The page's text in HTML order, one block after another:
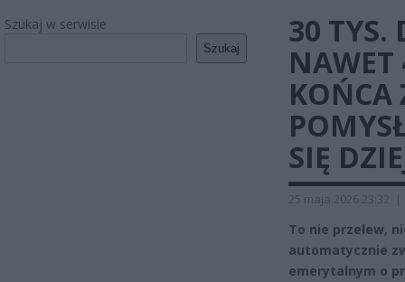
Szukaj w serwisie
Szukaj
30 TYS.
NAWET
KOŃCA
SIĘ
25 maja 2026 23:32 |
To nie przelew,
automatycznie
emerytalnym o